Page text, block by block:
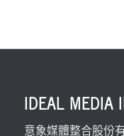
IDEAL MEDIA
意象媒體整合股份